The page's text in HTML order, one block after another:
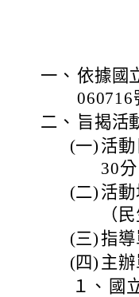
一、 依據國
060716
二、 旨揭活
(一) 活
30分
(二) 活
（
(三)指
(四) 主辦
１、 國